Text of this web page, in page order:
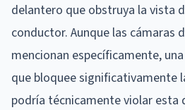
delantero que obstruya la vista
conductor. Aunque las cámaras
mencionan específicamente,
que bloquee significativamente
podría técnicamente violar esta